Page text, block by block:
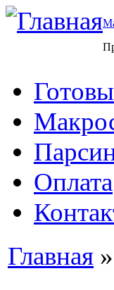
Оплата
Главная »